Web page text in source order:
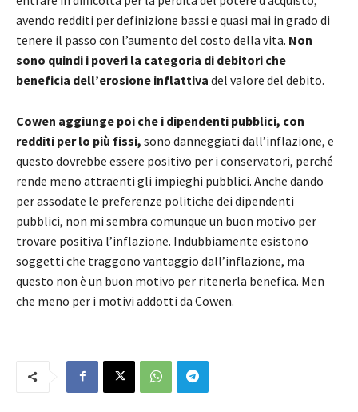
avendo redditi per definizione bassi e quasi mai in grado di
tenere il passo con l’aumento del costo della vita. Non
sono quindi i poveri la categoria di debitori che
beneficia dell’erosione inflattiva del valore del debito.
Cowen aggiunge poi che i dipendenti pubblici, con
redditi per lo più fissi, sono danneggiati dall’inflazione, e
questo dovrebbe essere positivo per i conservatori, perché
rende meno attraenti gli impieghi pubblici. Anche dando
per assodate le preferenze politiche dei dipendenti
pubblici, non mi sembra comunque un buon motivo per
trovare positiva l’inflazione. Indubbiamente esistono
soggetti che traggono vantaggio dall’inflazione, ma
questo non è un buon motivo per ritenerla benefica. Men
che meno per i motivi addotti da Cowen.